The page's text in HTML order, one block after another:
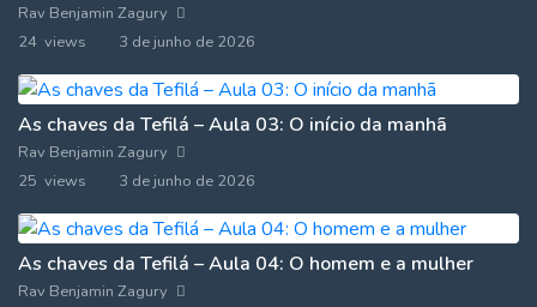
Rav Benjamin Zagury
24 views
3 de junho de 2026
As chaves da Tefilá – Aula 03: O início da manhã
Rav Benjamin Zagury
25 views
3 de junho de 2026
As chaves da Tefilá – Aula 04: O homem e a mulher
Rav Benjamin Zagury